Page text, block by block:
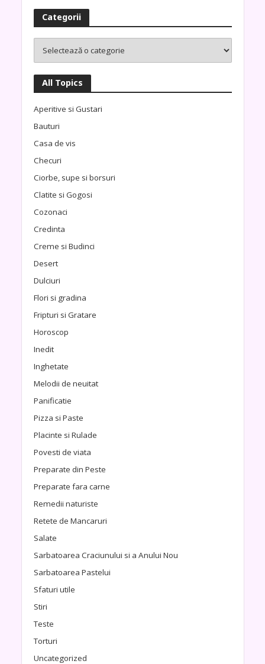
Categorii
All Topics
Aperitive si Gustari
Bauturi
Casa de vis
Checuri
Ciorbe, supe si borsuri
Clatite si Gogosi
Cozonaci
Credinta
Creme si Budinci
Desert
Dulciuri
Flori si gradina
Fripturi si Gratare
Horoscop
Inedit
Inghetate
Melodii de neuitat
Panificatie
Pizza si Paste
Placinte si Rulade
Povesti de viata
Preparate din Peste
Preparate fara carne
Remedii naturiste
Retete de Mancaruri
Salate
Sarbatoarea Craciunului si a Anului Nou
Sarbatoarea Pastelui
Sfaturi utile
Stiri
Teste
Torturi
Uncategorized